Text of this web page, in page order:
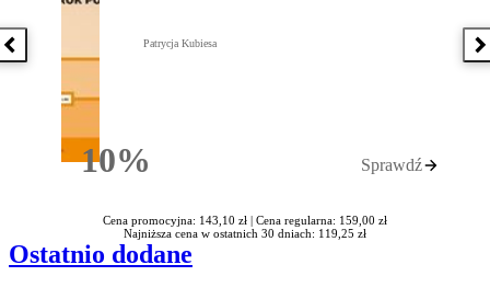
Poprzednia książka
10%Rabatu
Patrycja Kubiesa
Sprawdź
Cena promocyjna: 143,10 zł | Cena regularna: 159,00 zł
Najniższa cena w ostatnich 30 dniach: 119,25 zł
Ostatnio dodane